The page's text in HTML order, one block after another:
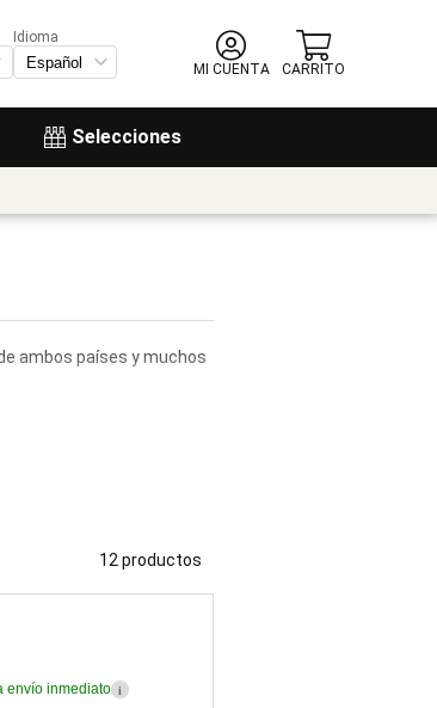
Selecciones
Idioma
MI CUENTA
CARRITO
ambos países y muchos
12 productos
envío inmediato i